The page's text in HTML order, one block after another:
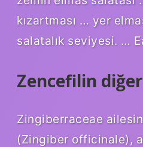
kızartması … yer
salatalık seviyesi. …
Zencefilin
Zingiberraceae
(Zingiber officinale),